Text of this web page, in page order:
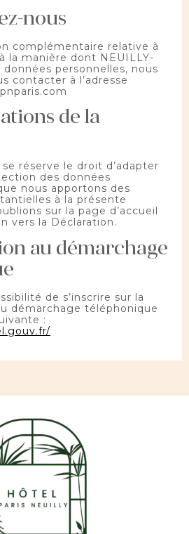
nous
complémentaire relative à
la manière dont NEUILLY-
personnelles, nous
contacter à l’adresse
de la
réserve le droit d’adapter
des données
nous apportons des
à la présente
sur la page d’accueil
vers la Déclaration.
au démarchage
de s’inscrire sur la
démarchage téléphonique
: